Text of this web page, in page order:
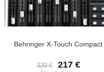
Behringer X-Touch Compact
320 € 217 €